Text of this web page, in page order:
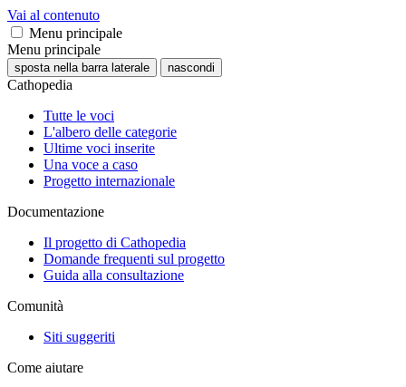
Vai al contenuto
Menu principale
Menu principale
sposta nella barra laterale nascondi
Cathopedia
Tutte le voci
L'albero delle categorie
Ultime voci inserite
Una voce a caso
Progetto internazionale
Documentazione
Il progetto di Cathopedia
Domande frequenti sul progetto
Guida alla consultazione
Comunità
Siti suggeriti
Come aiutare